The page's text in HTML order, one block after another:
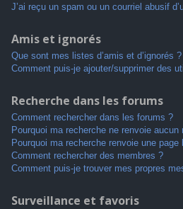
J’ai reçu un spam ou un courriel abusif
Amis et ignorés
Que sont mes listes d’amis et d’ignorés ?
Comment puis-je ajouter/supprimer des
Recherche dans les forums
Comment rechercher dans les forums ?
Pourquoi ma recherche ne renvoie aucun
Pourquoi ma recherche renvoie une page
Comment rechercher des membres ?
Comment puis-je trouver mes propres
Surveillance et favoris